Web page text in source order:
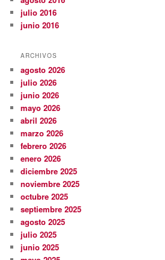
julio 2016
junio 2016
ARCHIVOS
agosto 2026
julio 2026
junio 2026
mayo 2026
abril 2026
marzo 2026
febrero 2026
enero 2026
diciembre 2025
noviembre 2025
octubre 2025
septiembre 2025
agosto 2025
julio 2025
junio 2025